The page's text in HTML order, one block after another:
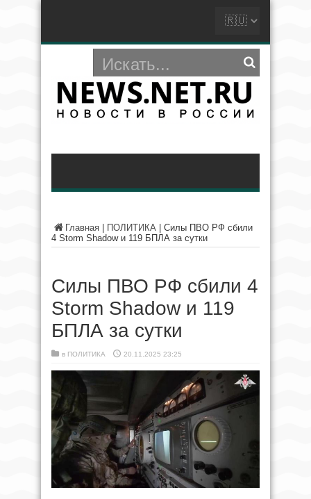
Главная ПОЛИТИКА
Силы ПВО РФ сбили
4 Storm Shadow и 119 БПЛА за сутки
Силы ПВО РФ сбили 4
Storm Shadow и 119
БПЛА за сутки
в ПОЛИТИКА 20.11.2025 23:25